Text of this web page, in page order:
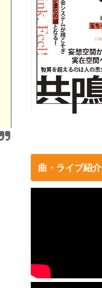
曲・ライブ紹介